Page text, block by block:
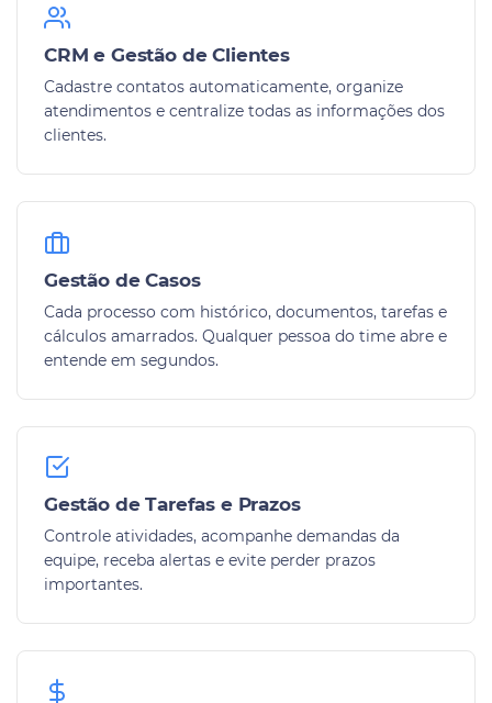
CRM e Gestão de Clientes
Cadastre contatos automaticamente, organize
atendimentos e centralize todas as informações dos
clientes.
Gestão de Casos
Cada processo com histórico, documentos, tarefas e
cálculos amarrados. Qualquer pessoa do time abre e
entende em segundos.
Gestão de Tarefas e Prazos
Controle atividades, acompanhe demandas da
equipe, receba alertas e evite perder prazos
importantes.